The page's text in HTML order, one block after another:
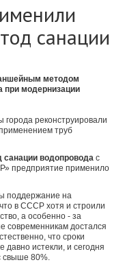
санации
методом
при модернизации
города реконструировали
труб
санации водопровода с
предприятие применило
поддержание на
в СССР хотя и строили
а особенно - за
современникам достался
что сроки
давно истекли, и сегодня
свыше 80%.